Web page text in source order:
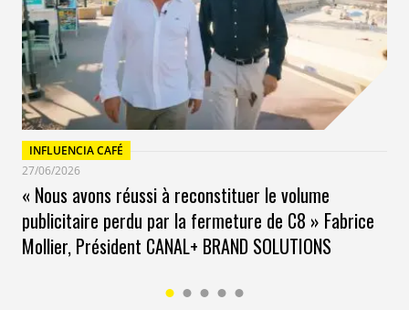
INFLUENCIA CAFÉ
27/06/2026
« Nous avons réussi à reconstituer le volume
publicitaire perdu par la fermeture de C8 » Fabrice
Mollier, Président CANAL+ BRAND SOLUTIONS